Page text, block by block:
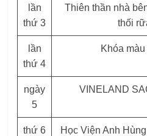
lần
thứ 3
Thiên thần nhà
thối
lần
thứ 4
Khóa
ngày
5
VINELAND
thứ 6
Học Viện Anh